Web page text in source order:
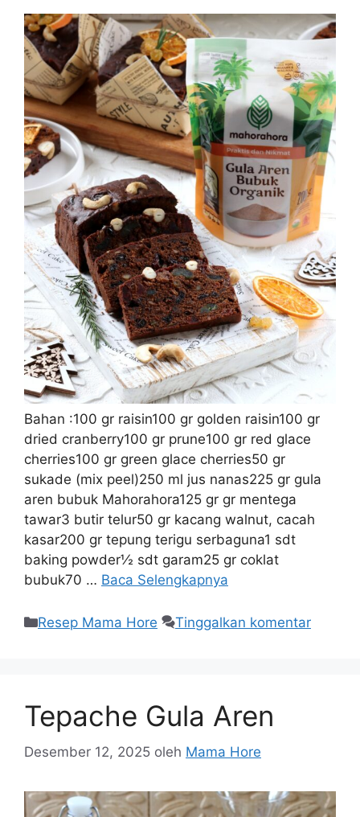
Bahan :100 gr raisin100 gr golden raisin100 gr
dried cranberry100 gr prune100 gr red glace
cherries100 gr green glace cherries50 gr
sukade (mix peel)250 ml jus nanas225 gr gula
aren bubuk Mahorahora125 gr gr mentega
tawar3 butir telur50 gr kacang walnut, cacah
kasar200 gr tepung terigu serbaguna1 sdt
baking powder½ sdt garam25 gr coklat
bubuk70 … Baca Selengkapnya
Resep Mama Hore Tinggalkan komentar
Tepache Gula Aren
Desember 12, 2025 oleh Mama Hore